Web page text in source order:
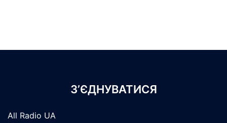
З’ЄДНУВАТИСЯ
All Radio UA